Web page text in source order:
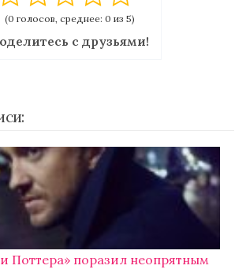
(0 голосов, среднее: 0 из 5)
с друзьями!
Поттера» поразил неопрятным